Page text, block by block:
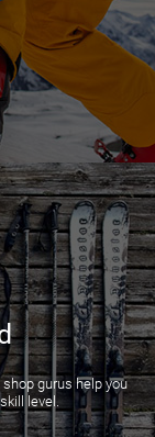
gurus help you
level.